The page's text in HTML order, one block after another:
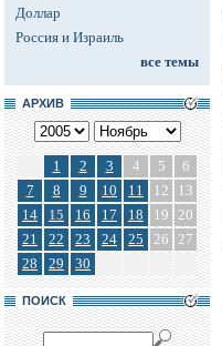
Доллар
Россия и Израиль
все темы
АРХИВ
1 2 3 4 5
6
7
8 9 10 11 12
13
14
15 16 17 18 19 20
21
22 23 24 25 26 27
28
29 30
ПОИСК